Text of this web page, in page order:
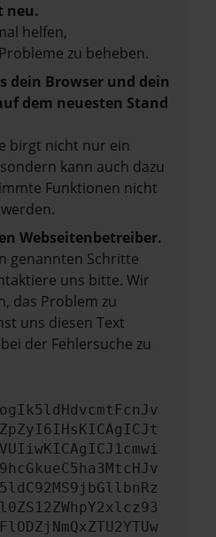
neu.
helfen,
zu beheben.
dein Browser und dein
dem neuesten Stand
birgt nicht nur ein
kann auch dazu
Funktionen nicht
Webseitenbetreiber.
genannten Schritte
uns bitte. Wir
das Problem zu
uns diesen Text
der Fehlersuche zu